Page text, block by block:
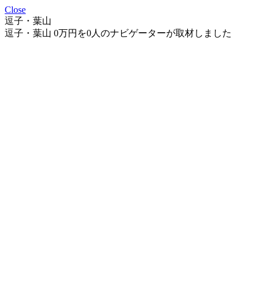
Close
逗子・葉山
逗子・葉山 0万円を0人のナビゲーターが取材しました